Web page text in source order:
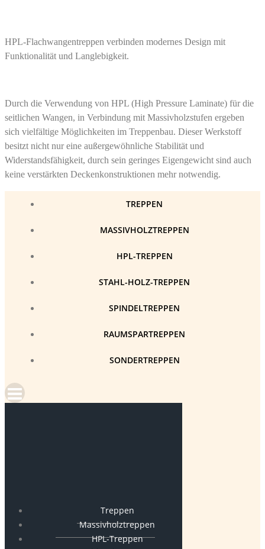
HPL-Flachwangentreppen verbinden modernes Design mit
Funktionalität und Langlebigkeit.
Durch die Verwendung von HPL (High Pressure Laminate) für die
seitlichen Wangen, in Verbindung mit Massivholzstufen ergeben
sich vielfältige Möglichkeiten im Treppenbau. Dieser Werkstoff
besitzt nicht nur eine außergewöhnliche Stabilität und
Widerstandsfähigkeit, durch sein geringes Eigengewicht sind auch
keine verstärkten Deckenkonstruktionen mehr notwendig.
TREPPEN
MASSIVHOLZTREPPEN
HPL-TREPPEN
STAHL-HOLZ-TREPPEN
SPINDELTREPPEN
RAUMSPARTREPPEN
SONDERTREPPEN
Treppen
Massivholztreppen
HPL-Treppen